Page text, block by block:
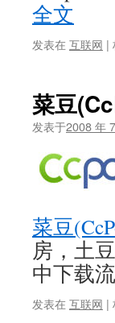
全文
发表在 互联网 |
菜豆
发表于2008 年
菜豆
房，土
中下载
发表在 互联网 |